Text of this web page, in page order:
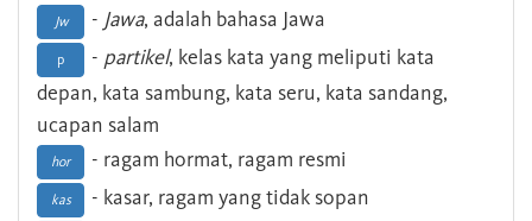
Jw - Jawa, adalah bahasa Jawa
p - partikel, kelas kata yang meliputi kata
depan, kata sambung, kata seru, kata sandang,
ucapan salam
hor - ragam hormat, ragam resmi
kas - kasar, ragam yang tidak sopan